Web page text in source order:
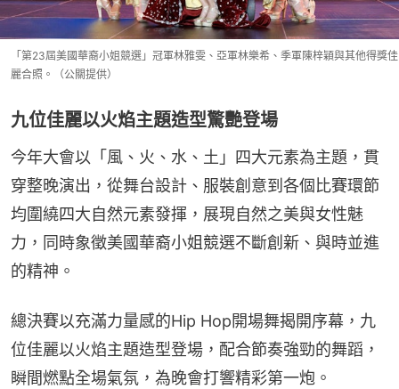
「第23屆美國華裔小姐競選」冠軍林雅雯、亞軍林樂希、季軍陳梓穎與其他得獎佳
麗合照。（公關提供）
九位佳麗以火焰主題造型驚艷登場
今年大會以「風、火、水、土」四大元素為主題，貫
穿整晚演出，從舞台設計、服裝創意到各個比賽環節
均圍繞四大自然元素發揮，展現自然之美與女性魅
力，同時象徵美國華裔小姐競選不斷創新、與時並進
的精神。
總決賽以充滿力量感的Hip Hop開場舞揭開序幕，九
位佳麗以火焰主題造型登場，配合節奏強勁的舞蹈，
瞬間燃點全場氣氛，為晚會打響精彩第一炮。